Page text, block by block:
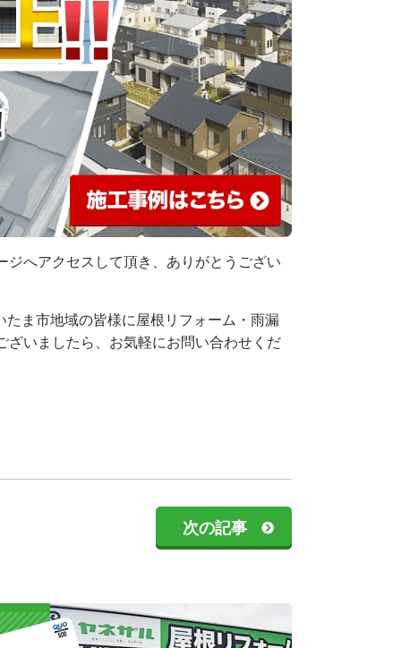
ジへアクセスして頂き、ありがとうござい
ま市地域の皆様に屋根リフォーム・雨漏
ざいましたら、お気軽にお問い合わせくだ
次の記事